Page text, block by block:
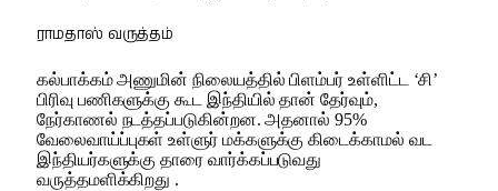
ராமதாஸ் வருத்தம்
கல்பாக்கம் அணுமின் நிலையத்தில் பிளம்பர் உள்ளிட்ட ‘சி’
பிரிவு பணிகளுக்கு கூட இந்தியில் தான் தேர்வும்,
நேர்காணல் நடத்தப்படுகின்றன. அதனால் 95%
வேலைவாய்ப்புகள் உள்ளுர் மக்களுக்கு கிடைக்காமல் வட
இந்தியர்களுக்கு தாரை வார்க்கப்படுவது
வருத்தமளிக்கிறது .